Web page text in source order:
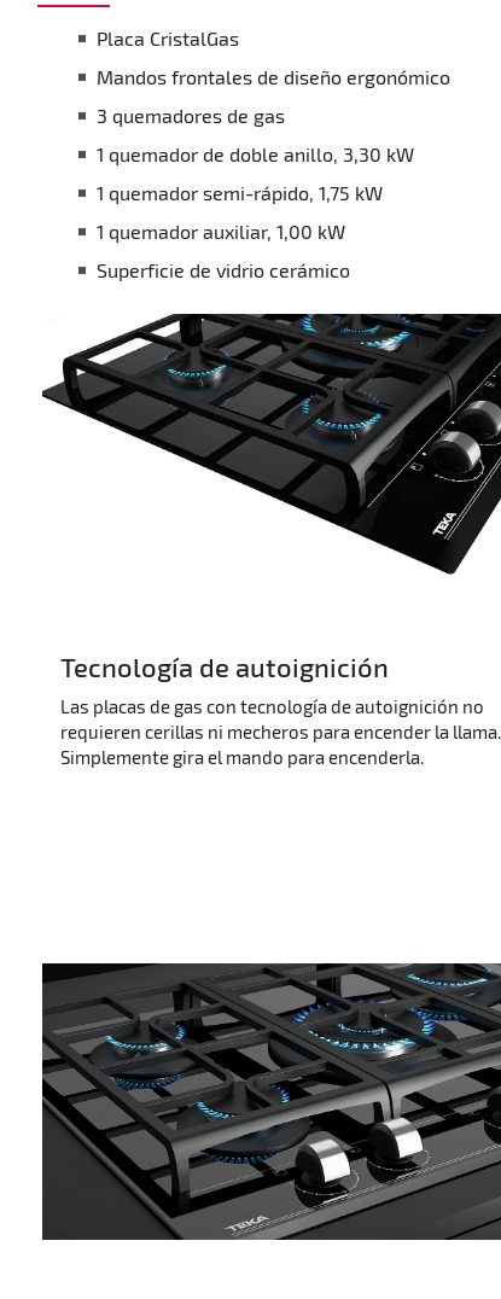
Placa CristalGas
Mandos frontales de diseño ergonómico
3 quemadores de gas
1 quemador de doble anillo, 3,30 kW
1 quemador semi-rápido, 1,75 kW
1 quemador auxiliar, 1,00 kW
Superficie de vidrio cerámico
Tecnología de autoignición
Las placas de gas con tecnología de autoignición no
requieren cerillas ni mecheros para encender la llama.
Simplemente gira el mando para encenderla.